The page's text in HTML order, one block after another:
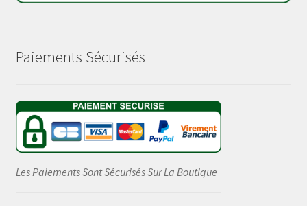
Paiements Sécurisés
Les Paiements Sont Sécurisés Sur La Boutique